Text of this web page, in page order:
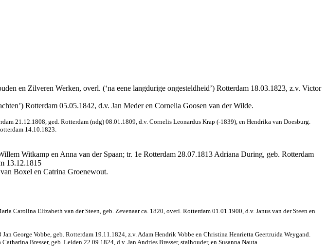
en Zilveren Werken, overl. (‘na eene langdurige ongesteldheid’) Rotterdam 18.03.1823, z.v. Victor
Rotterdam 05.05.1842, d.v. Jan Meder en Cornelia Goosen van der Wilde.
21.12.1808, ged. Rotterdam (ndg) 08.01.1809, d.v. Cornelis Leonardus Krap (-1839), en Hendrika van Doesburg.
14.10.1823.
Witkamp en Anna van der Spaan; tr. 1e Rotterdam 28.07.1813 Adriana During, geb. Rotterdam
13.12.1815
Boxel en Catrina Groenewout.
Carolina Elizabeth van der Steen, geb. Zevenaar ca. 1820, overl. Rotterdam 01.01.1900, d.v. Janus van der Steen en
George Vobbe, geb. Rotterdam 19.11.1824, z.v. Adam Hendrik Vobbe en Christina Henrietta Geertruida Weygand.
Bresser, geb. Leiden 22.09.1824, d.v. Jan Andries Bresser, stalhouder, en Susanna Nauta.